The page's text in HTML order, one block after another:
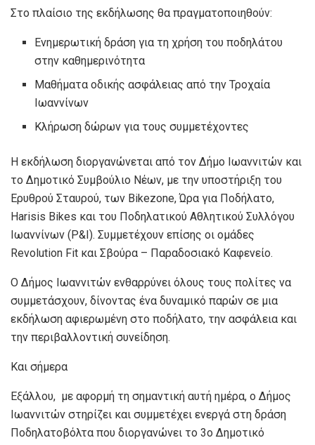
Στο πλαίσιο της εκδήλωσης θα πραγματοποιηθούν:
Ενημερωτική δράση για τη χρήση του ποδηλάτου
στην καθημερινότητα
Μαθήματα οδικής ασφάλειας από την Τροχαία
Ιωαννίνων
Κλήρωση δώρων για τους συμμετέχοντες
Η εκδήλωση διοργανώνεται από τον Δήμο Ιωαννιτών και
το Δημοτικό Συμβούλιο Νέων, με την υποστήριξη του
Ερυθρού Σταυρού, των Bikezone, Ώρα για Ποδήλατο,
Harisis Bikes και του Ποδηλατικού Αθλητικού Συλλόγου
Ιωαννίνων (P&I). Συμμετέχουν επίσης οι ομάδες
Revolution Fit και Σβούρα – Παραδοσιακό Καφενείο.
Ο Δήμος Ιωαννιτών ενθαρρύνει όλους τους πολίτες να
συμμετάσχουν, δίνοντας ένα δυναμικό παρών σε μια
εκδήλωση αφιερωμένη στο ποδήλατο, την ασφάλεια και
την περιβαλλοντική συνείδηση.
Και σήμερα
Εξάλλου, με αφορμή τη σημαντική αυτή ημέρα, ο Δήμος
Ιωαννιτών στηρίζει και συμμετέχει ενεργά στη δράση
Ποδηλατοβόλτα που διοργανώνει το 3ο Δημοτικό